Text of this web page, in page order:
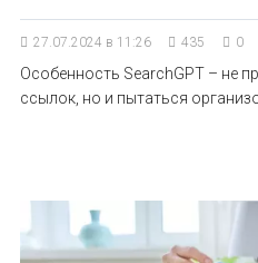
27.07.2024 в 11:26 435 0
Особенность SearchGPT – не
ссылок, но и пытаться